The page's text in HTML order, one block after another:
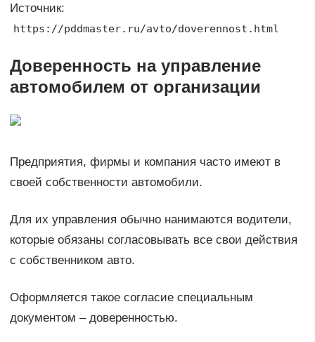
Источник:
https://pddmaster.ru/avto/doverennost.html
Доверенность на управление
автомобилем от организации
Предприятия, фирмы и компания часто имеют в
своей собственности автомобили.
Для их управления обычно нанимаются водители,
которые обязаны согласовывать все свои действия
с собственником авто.
Оформляется такое согласие специальным
документом – доверенностью.